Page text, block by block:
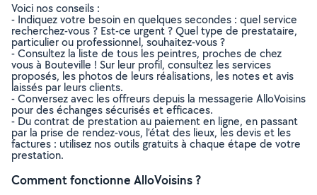
Voici nos conseils :
- Indiquez votre besoin en quelques secondes : quel service
recherchez-vous ? Est-ce urgent ? Quel type de prestataire,
particulier ou professionnel, souhaitez-vous ?
- Consultez la liste de tous les peintres, proches de chez
vous à Bouteville ! Sur leur profil, consultez les services
proposés, les photos de leurs réalisations, les notes et avis
laissés par leurs clients.
- Conversez avec les offreurs depuis la messagerie AlloVoisins
pour des échanges sécurisés et efficaces.
- Du contrat de prestation au paiement en ligne, en passant
par la prise de rendez-vous, l’état des lieux, les devis et les
factures : utilisez nos outils gratuits à chaque étape de votre
prestation.
Comment fonctionne AlloVoisins ?